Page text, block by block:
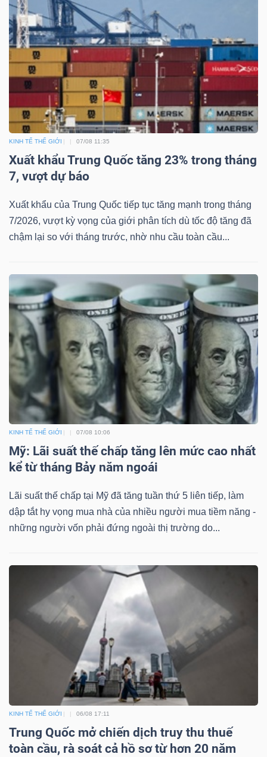
KINH TẾ THẾ GIỚI 07/08 11:35
Xuất khẩu Trung Quốc tăng 23% trong tháng
7, vượt dự báo
Xuất khẩu của Trung Quốc tiếp tục tăng mạnh trong tháng
7/2026, vượt kỳ vọng của giới phân tích dù tốc độ tăng đã
chậm lại so với tháng trước, nhờ nhu cầu toàn cầu...
KINH TẾ THẾ GIỚI 07/08 10:06
Mỹ: Lãi suất thế chấp tăng lên mức cao nhất
kể từ tháng Bảy năm ngoái
Lãi suất thế chấp tại Mỹ đã tăng tuần thứ 5 liên tiếp, làm
dập tắt hy vọng mua nhà của nhiều người mua tiềm năng -
những người vốn phải đứng ngoài thị trường do...
KINH TẾ THẾ GIỚI 06/08 17:11
Trung Quốc mở chiến dịch truy thu thuế
toàn cầu, rà soát cả hồ sơ từ hơn 20 năm